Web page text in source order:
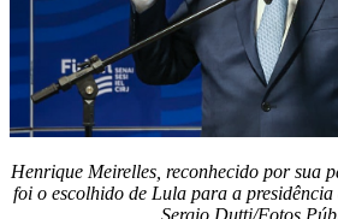
Henrique Meirelles, reconhecido por sua
foi o escolhido de Lula para a
Sergio Dutti/Fotos